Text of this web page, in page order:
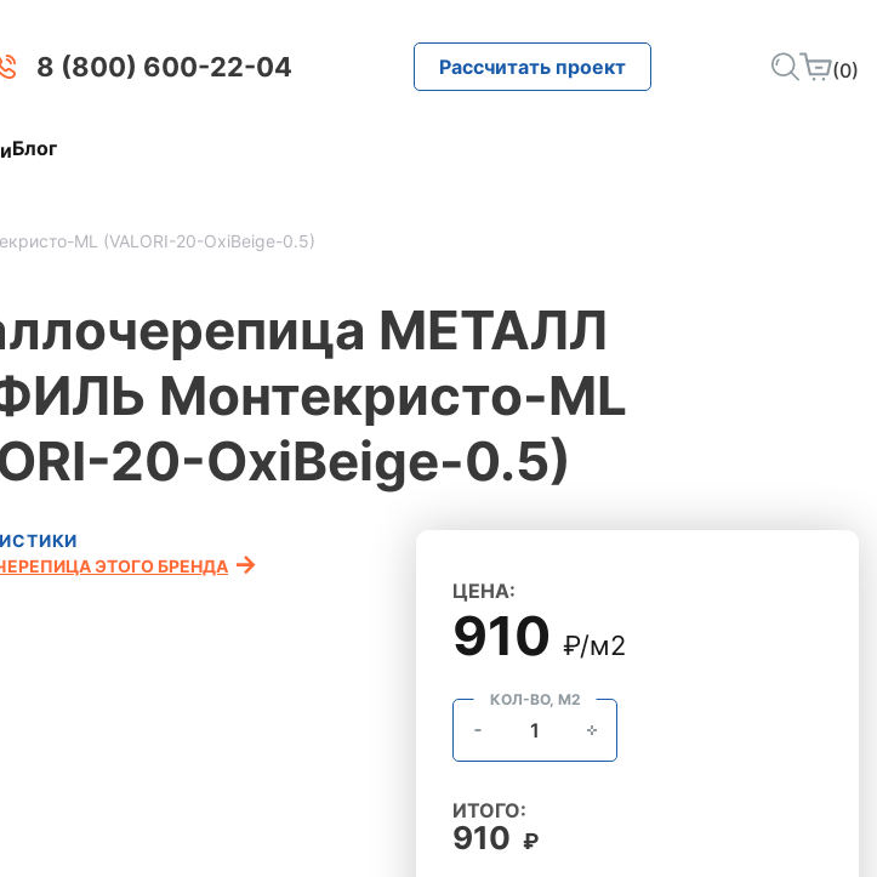
8 (800) 600-22-04 Рассчитать проект (0)
Блог
ML (VALORI-20-OxiBеige-0.5)
МЕТАЛЛ
Монтекристо-ML
20-OxiBеige-0.5)
ЭТОГО БРЕНДА
ЦЕНА:
910 ₽/м2
КОЛ-ВО, М2
ИТОГО:
910 ₽